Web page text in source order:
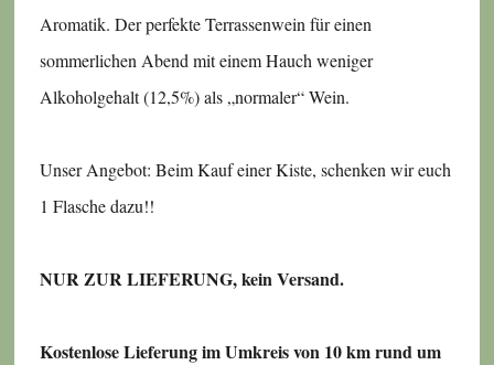
Aromatik. Der perfekte Terrassenwein für einen
sommerlichen Abend mit einem Hauch weniger
Alkoholgehalt (12,5%) als „normaler“ Wein.
Unser Angebot: Beim Kauf einer Kiste, schenken wir euch
1 Flasche dazu!!
NUR ZUR LIEFERUNG, kein Versand.
Kostenlose Lieferung im Umkreis von 10 km rund um